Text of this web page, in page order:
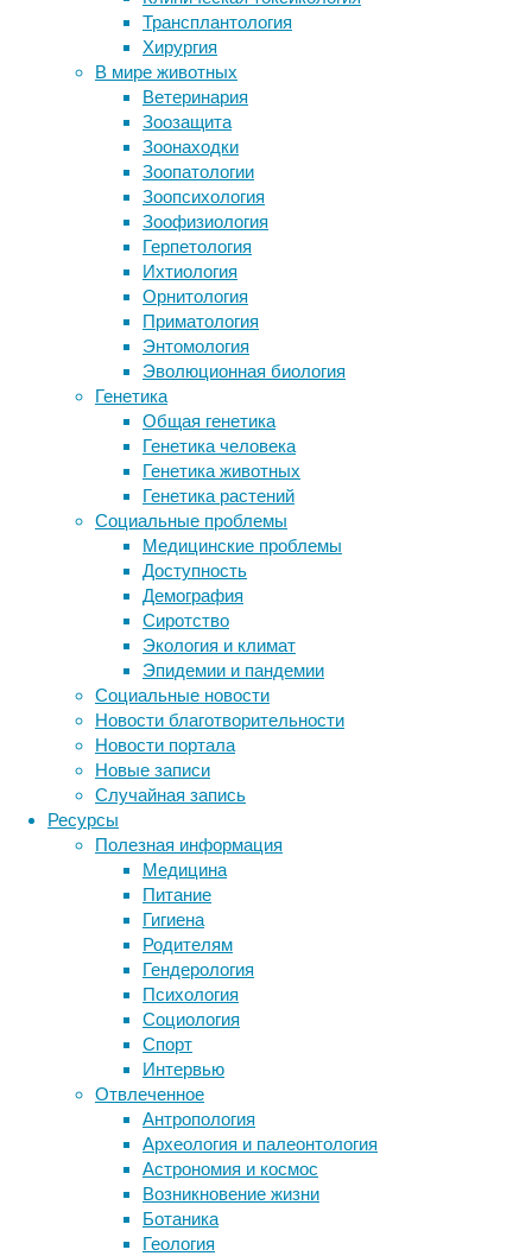
Трансплантология
Хирургия
В мире животных
Ветеринария
Зоозащита
Зоонаходки
Зоопатологии
Зоопсихология
Зоофизиология
Герпетология
Ихтиология
Орнитология
Приматология
Энтомология
Эволюционная биология
Генетика
Общая генетика
Генетика человека
Генетика животных
Генетика растений
Социальные проблемы
Медицинские проблемы
Доступность
Демография
Сиротство
Экология и климат
Эпидемии и пандемии
Социальные новости
Новости благотворительности
Новости портала
Новые записи
Случайная запись
Ресурсы
Полезная информация
Медицина
Питание
Гигиена
Родителям
Гендерология
Психология
Социология
Спорт
Интервью
Отвлеченное
Антропология
Археология и палеонтология
Астрономия и космос
Возникновение жизни
Ботаника
Геология
риска
19/12/2017,
18:56
11/11/2019
диагностика,
здоровье,
медицина,
онкология,
профилактика,
социальные
проблемы
Более
четырех
из
десяти
случаев
рака
среди
взрослых
американцев
почти
половина
смертельных
исходов
онкозаболеваний
связаны
с
потенциально
изменяемыми
факторами
риска,
говорится
исследовании,
результаты
которого
опубликованы
журнале
CA:
A
Cancer
Journal
for
Clinicians.
У нервных клеток нашли неучтенную
активность
Ученые научились находить тромбы
с помощью лазера
Дофамин вызвал разные эффекты у
мышей в начале и конце обучения
Картинка дня: чем мы слышим?
Следите за новостями
Метки
ДНК бактерии
биотехнология
генетика дети
здоровье знания иммунитет
инструменты и методы
исследования